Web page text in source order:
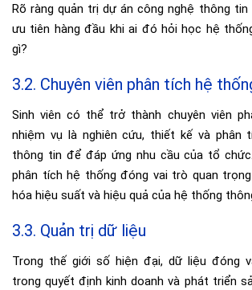
Rõ ràng quản trị dự án công nghệ thông
ưu tiên hàng đầu khi ai đó hỏi học hệ
gì?
3.2. Chuyên viên phân tích hệ
Sinh viên có thể trở thành chuyên viên
nhiệm vụ là nghiên cứu, thiết kế và phân
thông tin để đáp ứng nhu cầu của tổ
phân tích hệ thống đóng vai trò quan
hóa hiệu suất và hiệu quả của hệ thống
3.3. Quản trị dữ liệu
Trong thế giới số hiện đại, dữ liệu đóng
trong quyết định kinh doanh và phát triển